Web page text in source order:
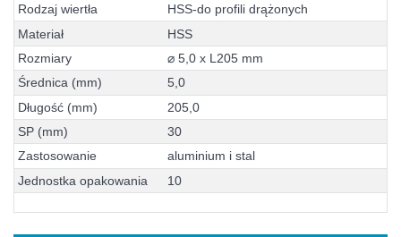
Rodzaj wiertła HSS-do profili drążonych
Materiał HSS
Rozmiary ⌀ 5, 0 x L 205 mm
Średnica (mm) 5,0
Długość (mm) 205, 0
SP (mm) 30
Zastosowanie aluminium i stal
Jednostka opakowania 10